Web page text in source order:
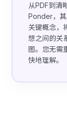
从PDF到清
Ponder，其
关键概念，
想之间的关
图。您无需
快地理解。